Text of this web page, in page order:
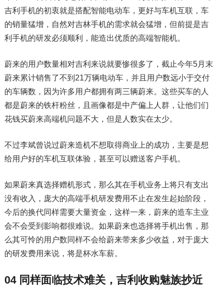
吉利手机的初衷就是搭配智能电动车，更好与车机互联，车
的销量猛增，自然对吉林手机的需求就会猛增，但前提是吉
利手机的研发必须顺利，能造出优质的高端智能机。
蔚来的用户数量相对吉利来说就要惨很多了，截止今年5月末
蔚来累计销售了不到21万辆电动车，并且用户数远小于交付
的车辆数，因为许多用户都拥有两三辆蔚来。这些买车的人
都是蔚来的铁杆粉丝，且画像都是中产偏上人群，让他们们
花钱买蔚来高端机问题不大，但是人数实在太少。
不过李斌曾说过蔚来造机不想取得商业上的成功，主要是想
给用户好的车机互联体验，甚至可以赠送客户手机。
如果蔚来真选择赠机形式，那么其在手机业务上将只有支出
没有收入，庞大的高端手机研发费用不止在发生起始阶段，
今后的换代同样需要大量资金，这样一来，蔚来的造车主业
会不会受到影响都很难说。如果蔚来也选择将手机出售，那
么其可怜的用户数同样不会给蔚来带来多少收益，对于庞大
的研发费用来说，将是杯水车薪。
04 同样面临技术难关，吉利收购魅族抄近